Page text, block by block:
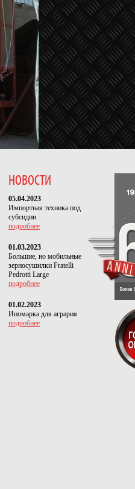
НОВОСТИ
05.04.2023
Импортная техника под
субсидии
подробнее
01.03.2023
Большие, но мобильные
зерносушилки Fratelli
Pedrotti Large
подробнее
01.02.2023
Иномарка для агрария
подробнее